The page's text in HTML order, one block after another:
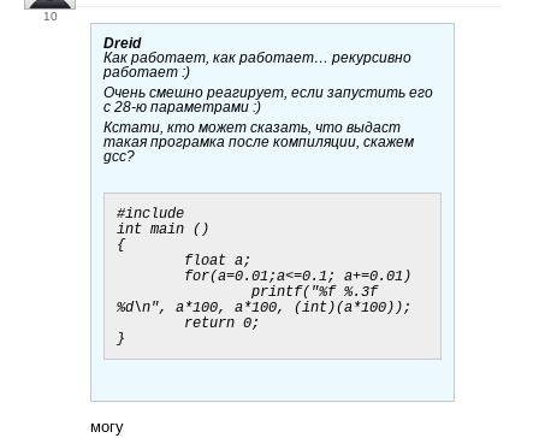
10
Dreid
Как работает, как работает… рекурсивно
работает :)
Очень смешно реагирует, если запустить его
с 28-ю параметрами :)
Кстати, кто может сказать, что выдаст
такая програмка после компиляции, скажем
gcc?
#include
int main ()
{
%d\n", a*100, a*100, (int)(a*100));
могу